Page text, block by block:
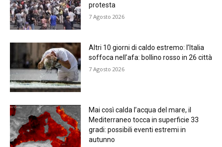
protesta
7 Agosto 2026
Altri 10 giorni di caldo estremo: l’Italia
soffoca nell’afa: bollino rosso in 26 città
7 Agosto 2026
Mai così calda l’acqua del mare, il
Mediterraneo tocca in superficie 33
gradi: possibili eventi estremi in
autunno